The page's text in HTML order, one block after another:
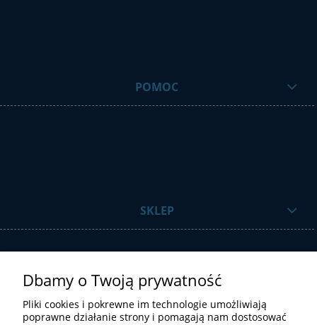
POMOC
SKLEP
Dbamy o Twoją prywatność
Pliki cookies i pokrewne im technologie umożliwiają
poprawne działanie strony i pomagają nam dostosować